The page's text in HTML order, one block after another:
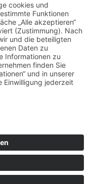
weiterlesen
1 2 3 nächste
Linz | Alle Rechte
Sitemap